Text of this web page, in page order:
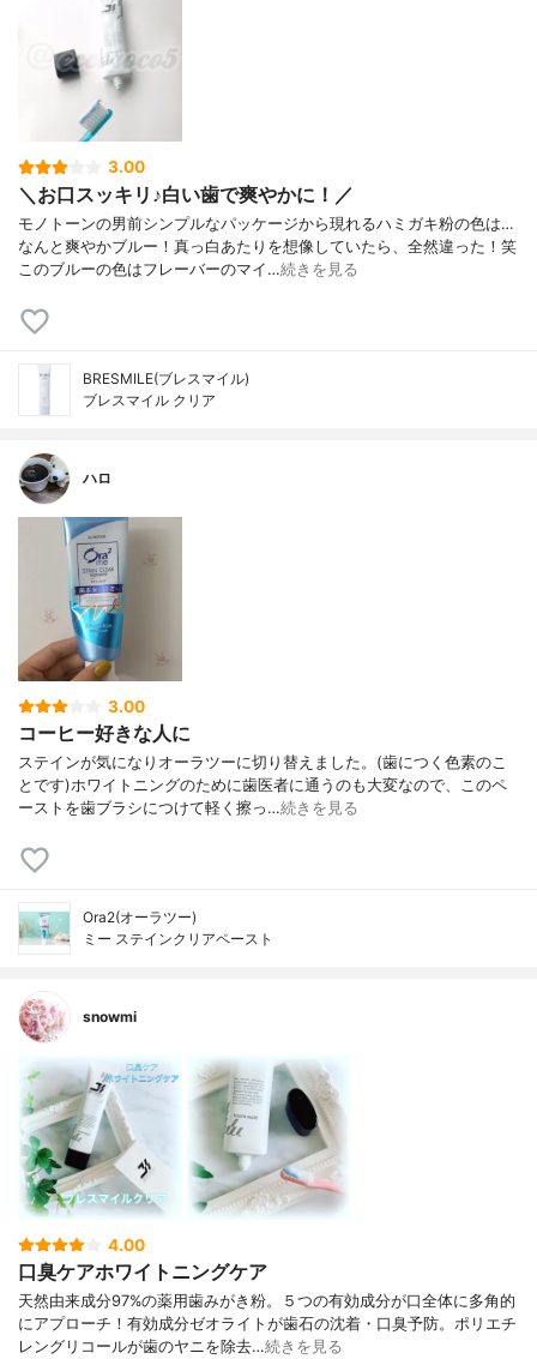
3.00
＼お口スッキリ♪白い歯で爽やかに！／
モノトーンの男前シンプルなパッケージから現れるハミガキ粉の色は…
なんと爽やかブルー！真っ白あたりを想像していたら、全然違った！笑
このブルーの色はフレーバーのマイ…続きを見る
BRESMILE(ブレスマイル)
ブレスマイル クリア
ハロ
3.00
コーヒー好きな人に
ステインが気になりオーラツーに切り替えました。(歯につく色素のこ
とです)ホワイトニングのために歯医者に通うのも大変なので、このペ
ーストを歯ブラシにつけて軽く擦っ…続きを見る
Ora2(オーラツー)
ミー ステインクリアペースト
snowmi
4.00
口臭ケアホワイトニングケア
天然由来成分97%の薬用歯みがき粉。５つの有効成分が口全体に多角的
にアプローチ！有効成分ゼオライトが歯石の沈着・口臭予防。ポリエチ
レングリコールが歯のヤニを除去…続きを見る